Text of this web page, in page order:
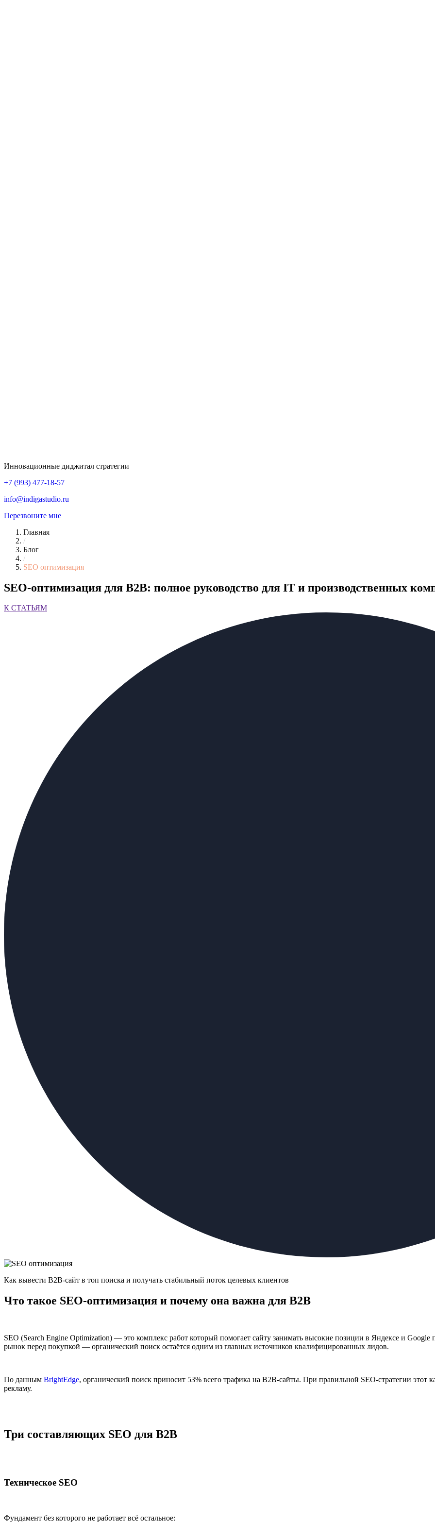
Инновационные диджитал стратегии
+7 (993) 477-18-57
info@indigastudio.ru
Перезвоните мне
Главная
/
Блог
/
SEO оптимизация
SEO-оптимизация для B2B: полное руководство для IT и производственных
К СТАТЬЯМ
Как вывести B2B-сайт в топ поиска и получать стабильный поток целевых клиентов
Что такое SEO-оптимизация и почему она важна для B2B
SEO (Search Engine Optimization) — это комплекс работ который помогает сайту занимать высокие позиции в Яндексе и
рынок перед покупкой — органический поиск остаётся одним из главных источников квалифицированных лидов.
По данным BrightEdge, органический поиск приносит 53% всего трафика на B2B-сайты. При правильной SEO-стратегии этот
рекламу.
Три составляющих SEO для B2B
Техническое SEO
Фундамент без которого не работает всё остальное: